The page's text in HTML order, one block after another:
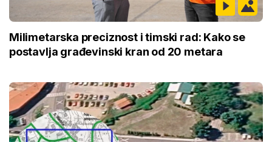
Milimetarska preciznost i timski rad: Kako se
postavlja građevinski kran od 20 metara